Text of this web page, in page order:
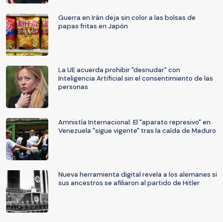
Guerra en Irán deja sin color a las bolsas de
papas fritas en Japón
La UE acuerda prohibir "desnudar" con
Inteligencia Artificial sin el consentimiento de las
personas
Amnistía Internacional: El "aparato represivo" en
Venezuela "sigue vigente" tras la caída de Maduro
Nueva herramienta digital revela a los alemanes si
sus ancestros se afiliaron al partido de Hitler